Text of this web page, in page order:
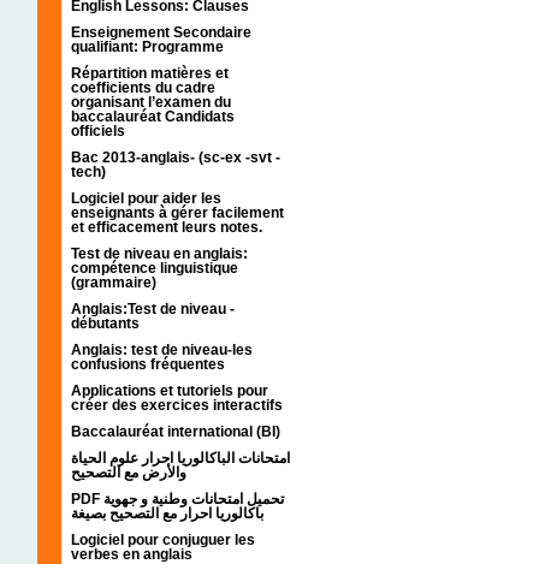
English Lessons: Clauses
Enseignement Secondaire
qualifiant: Programme
Répartition matières et
coefficients du cadre
organisant l’examen du
baccalauréat Candidats
officiels
Bac 2013-anglais- (sc-ex -svt -
tech)
Logiciel pour aider les
enseignants à gérer facilement
et efficacement leurs notes.
Test de niveau en anglais:
compétence linguistique
(grammaire)
Anglais:Test de niveau -
débutants
Anglais: test de niveau-les
confusions fréquentes
Applications et tutoriels pour
créer des exercices interactifs
Baccalauréat international (BI)
امتحانات الباكالوريا احرار علوم الحياة
والأرض مع التصحيح
PDF تحميل امتحانات وطنية و جهوية
باكالوريا احرار مع التصحيح بصيغة
Logiciel pour conjuguer les
verbes en anglais